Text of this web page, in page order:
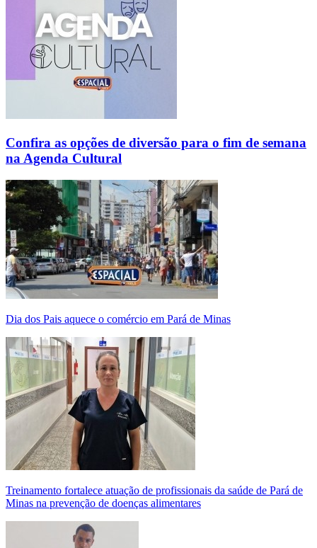
Confira as opções de diversão para o fim de semana
na Agenda Cultural
Dia dos Pais aquece o comércio em Pará de Minas
Treinamento fortalece atuação de profissionais da saúde de Pará de
Minas na prevenção de doenças alimentares